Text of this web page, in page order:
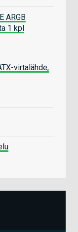
ARGB
1 kpl
virtalähde,